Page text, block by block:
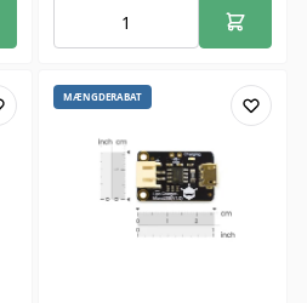
MÆNGDERABAT